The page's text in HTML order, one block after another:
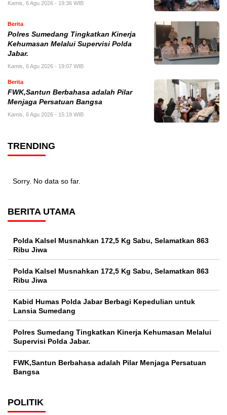
Kamis, 6 Agu 2026 - 19:36 WIB
Berita
Polres Sumedang Tingkatkan Kinerja
Kehumasan Melalui Supervisi Polda
Jabar.
Kamis, 6 Agu 2026 - 19:07 WIB
Berita
FWK,Santun Berbahasa adalah Pilar
Menjaga Persatuan Bangsa
Kamis, 6 Agu 2026 - 15:19 WIB
TRENDING
Sorry. No data so far.
BERITA UTAMA
Polda Kalsel Musnahkan 172,5 Kg Sabu, Selamatkan 863
Ribu Jiwa
Polda Kalsel Musnahkan 172,5 Kg Sabu, Selamatkan 863
Ribu Jiwa
Kabid Humas Polda Jabar Berbagi Kepedulian untuk
Lansia Sumedang
Polres Sumedang Tingkatkan Kinerja Kehumasan Melalui
Supervisi Polda Jabar.
FWK,Santun Berbahasa adalah Pilar Menjaga Persatuan
Bangsa
POLITIK